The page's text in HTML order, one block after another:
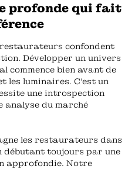
profonde qui fait
confondent
Développer un univers
commence bien avant de
les luminaires. C'est un
une introspection
analyse du marché
les restaurateurs dans
débutant toujours par une
approfondie. Notre